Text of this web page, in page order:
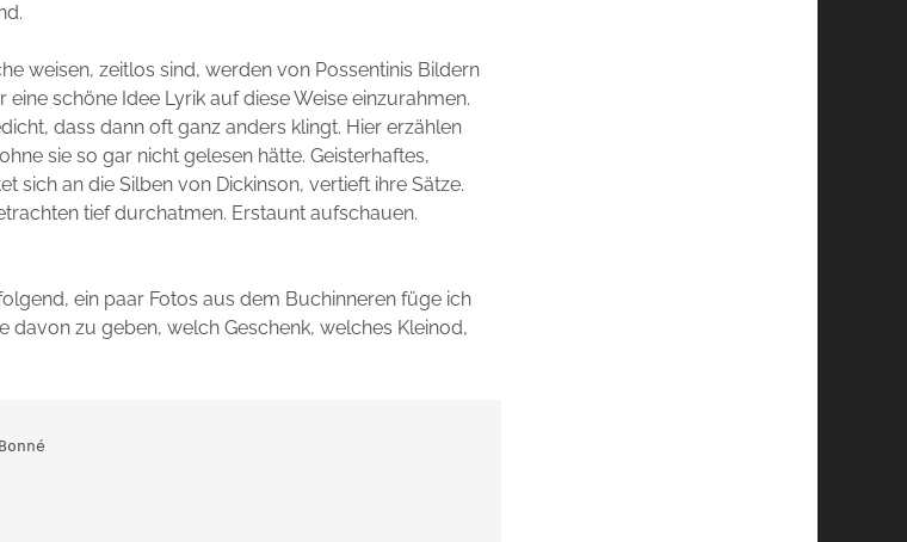
weisen, zeitlos sind, werden von Possentinis Bildern
schöne Idee Lyrik auf diese Weise einzurahmen.
dass dann oft ganz anders klingt. Hier erzählen
sie so gar nicht gelesen hätte. Geisterhaftes,
sich an die Silben von Dickinson, vertieft ihre Sätze.
tief durchatmen. Erstaunt aufschauen.
ein paar Fotos aus dem Buchinneren füge ich
davon zu geben, welch Geschenk, welches Kleinod,